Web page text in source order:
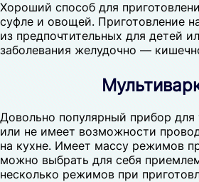
Хороший способ для
суфле и овощей. Приготовление
из предпочтительных для детей
заболевания желудочно —
Довольно популярный прибор для
или не имеет возможности
на кухне. Имеет массу режимов
можно выбрать для себя
несколько режимов при